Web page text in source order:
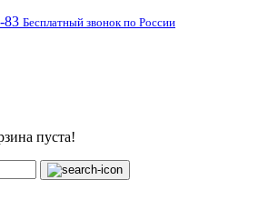
83 Бесплатный звонок по России
пуста!